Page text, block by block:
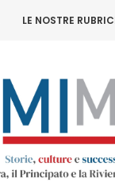
LE NOSTRE